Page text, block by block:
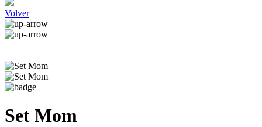
Volver
Set Mom